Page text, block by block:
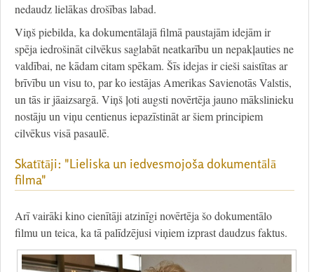
nedaudz lielākas drošības labad.
Viņš piebilda, ka dokumentālajā filmā paustajām idejām ir
spēja iedrošināt cilvēkus saglabāt neatkarību un nepakļauties ne
valdībai, ne kādam citam spēkam. Šīs idejas ir cieši saistītas ar
brīvību un visu to, par ko iestājas Amerikas Savienotās Valstis,
un tās ir jāaizsargā. Viņš ļoti augsti novērtēja jauno mākslinieku
nostāju un viņu centienus iepazīstināt ar šiem principiem
cilvēkus visā pasaulē.
Skatītāji: "Lieliska un iedvesmojoša dokumentālā
filma"
Arī vairāki kino cienītāji atzinīgi novērtēja šo dokumentālo
filmu un teica, ka tā palīdzējusi viņiem izprast daudzus faktus.